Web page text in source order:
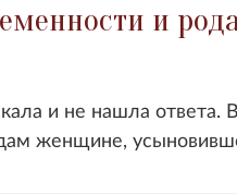
и
и не нашла ответа.
женщине,